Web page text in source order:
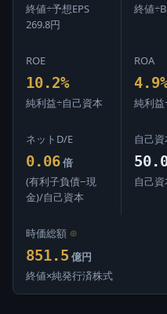
終値÷予想EPS
269.8円
終値
ROE
10.2%
純利益÷自己資本
ROA
純利益
ネットD/E
0.06 倍
(有利子負債−現
金)/自己資本
自己
自己
時価総額 ⊙
851.5 億円
終値×純発行済株式